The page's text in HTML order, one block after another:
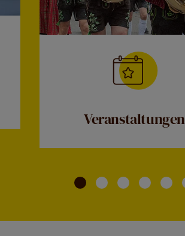
Veranstaltungen